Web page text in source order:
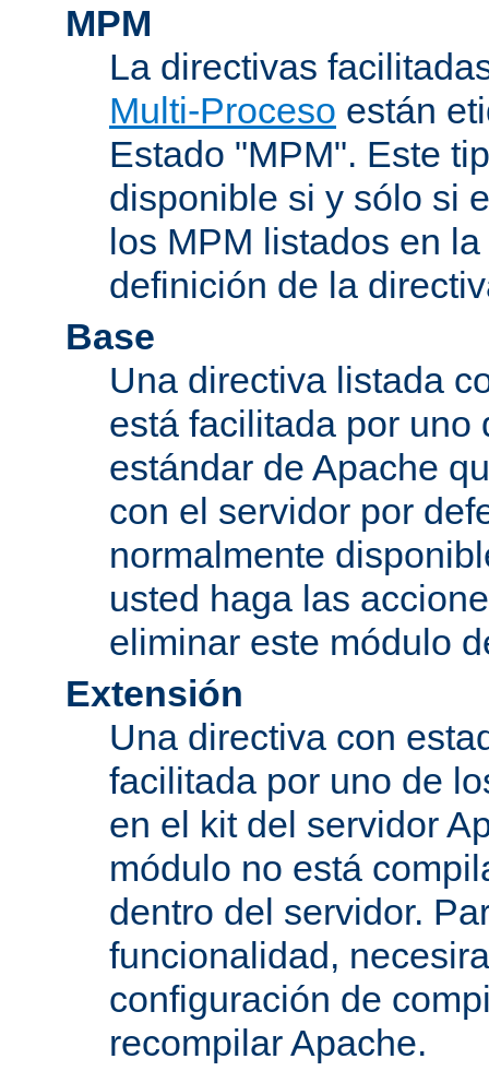
MPM
La directivas
Multi-Proceso están
Estado "MPM". Este
disponible si y sólo si
los MPM listados en
definición de la
Base
Una directiva listada
está facilitada por uno
estándar de Apache
con el servidor por
normalmente
usted haga las
eliminar este módulo
Extensión
Una directiva con
facilitada por uno de
en el kit del servidor
módulo no está
dentro del servidor.
funcionalidad,
configuración de
recompilar Apache.